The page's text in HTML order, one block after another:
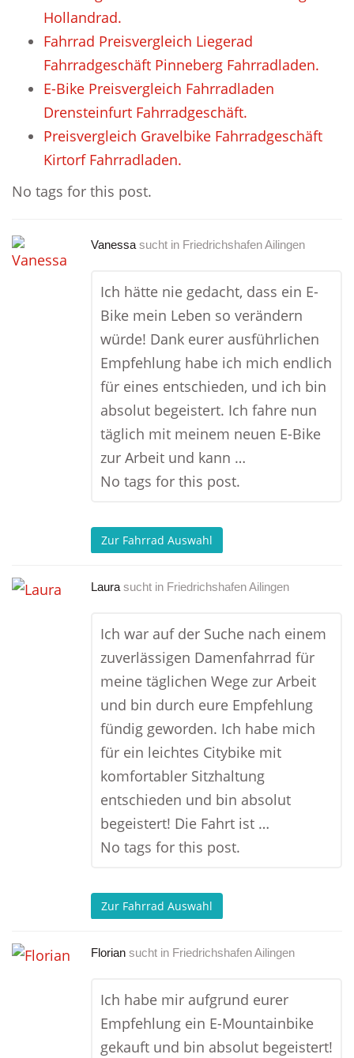
Hollandrad.
Fahrrad Preisvergleich Liegerad
Fahrradgeschäft Pinneberg Fahrradladen.
E-Bike Preisvergleich Fahrradladen
Drensteinfurt Fahrradgeschäft.
Preisvergleich Gravelbike Fahrradgeschäft
Kirtorf Fahrradladen.
No tags for this post.
Vanessa sucht in Friedrichshafen Ailingen
Ich hätte nie gedacht, dass ein E-
Bike mein Leben so verändern
würde! Dank eurer ausführlichen
Empfehlung habe ich mich endlich
für eines entschieden, und ich bin
absolut begeistert. Ich fahre nun
täglich mit meinem neuen E-Bike
zur Arbeit und kann …
No tags for this post.
Zur Fahrrad Auswahl
Laura sucht in Friedrichshafen Ailingen
Ich war auf der Suche nach einem
zuverlässigen Damenfahrrad für
meine täglichen Wege zur Arbeit
und bin durch eure Empfehlung
fündig geworden. Ich habe mich
für ein leichtes Citybike mit
komfortabler Sitzhaltung
entschieden und bin absolut
begeistert! Die Fahrt ist …
No tags for this post.
Zur Fahrrad Auswahl
Florian sucht in Friedrichshafen Ailingen
Ich habe mir aufgrund eurer
Empfehlung ein E-Mountainbike
gekauft und bin absolut begeistert!